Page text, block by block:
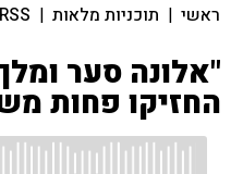
ראשי | תוכניות מלאות |
RSS
"אלונה סער
החזיקו פחות